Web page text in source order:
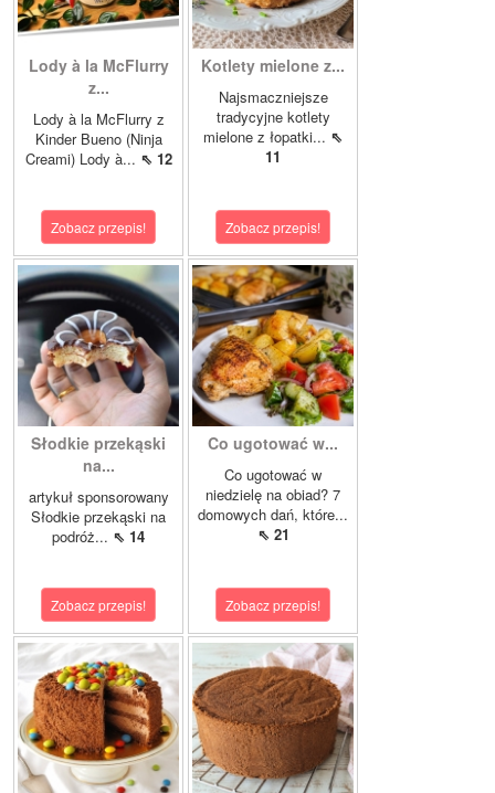
Lody à la McFlurry
z...
Lody à la McFlurry z
Kinder Bueno (Ninja
Creami) Lody à... ⇖ 12
Zobacz przepis!
Kotlety mielone z...
Najsmaczniejsze
tradycyjne kotlety
mielone z łopatki... ⇖
11
Zobacz przepis!
Słodkie przekąski
na...
artykuł sponsorowany
Słodkie przekąski na
podróż... ⇖ 14
Zobacz przepis!
Co ugotować w...
Co ugotować w
niedzielę na obiad? 7
domowych dań, które...
⇖ 21
Zobacz przepis!